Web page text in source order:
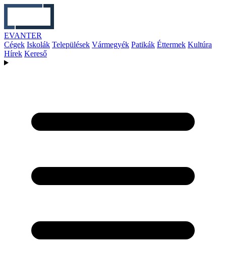
EVANTER
Cégek Iskolák Települések Vármegyék Patikák Éttermek Kultúra
Hírek Kereső